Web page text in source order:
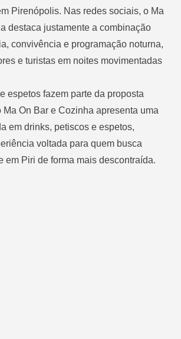
Pirenópolis. Nas redes sociais, o Ma
destaca justamente a combinação
convivência e programação noturna,
e turistas em noites movimentadas
espetos fazem parte da proposta
On Bar e Cozinha apresenta uma
em drinks, petiscos e espetos,
voltada para quem busca
em Piri de forma mais descontraída.